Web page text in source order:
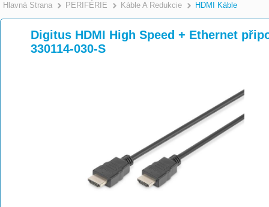
Hlavná Strana >
PERIFÉRIE >
Káble A Redukcie >
HDMI Káble
Digitus HDMI High Speed + Ethernet
330114-030-S